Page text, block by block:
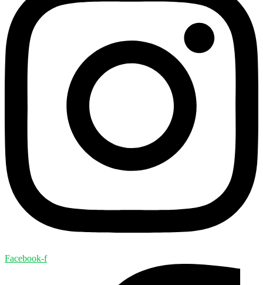
Facebook-f